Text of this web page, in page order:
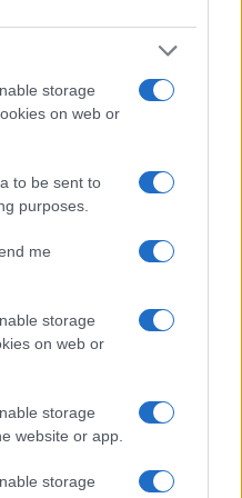
storage
on web or
to be sent to
purposes.
me
storage
on web or
storage
website or app.
storage
Troca> Troca na
à sua carteira. Agora você
finalmente!Agora volte
Retirar, no endereço
correto, em seguida, na
se de ter selecionado
(BSC)Se esta é a
com a MetaMask, você
se deseja adicionar a
MetaMask, prossiga com
que você certifique-se
certa. Depois de